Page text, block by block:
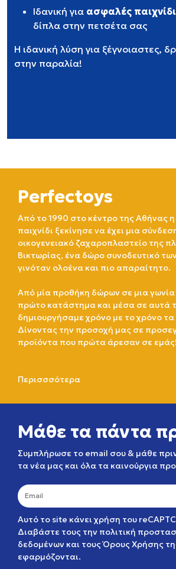
Ιδανική για ασφαλές
δίπλα στην πετσέτα σας
Η ιδανική λύση για ξέγνοιαστες,
στην παραλία!
Perfectoys
Από το 1990 στο κέντρο της Αθήνας
παιχνίδι ξεκίνησε να έχει μια
οικογενειακό ζαχαροπλαστείο της
Βικτωρίας, ένα δώρο συνοδευτικό
γινόταν ολοένα και πιο απαραίτητο.
Από μία προθήκη δώρων σε μια
πρώτο κατάστημα και μέσα σε αυτά
δημιουργήσαμε χρόνο με το χρόνο
Δίνοντας την προσοχή μας σε
προϊόντα που πρώτα άρεσαν σε εμάς!
Περισσσότερα
Μάθε τα πάντα
Συμπλήρωσε το email σου & μάθε
τα νέα μας και όλα τα καινούργια
Αυτό το site κάνει χρήση του
Διαβάστε τους την πολιτική
δεδομένων και τουςΌρους Χρήσης
εφαρμόζονται.